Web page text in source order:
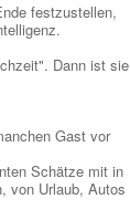
festzustellen,
Dann ist sie
Gast vor
Schätze mit in
von Urlaub, Autos